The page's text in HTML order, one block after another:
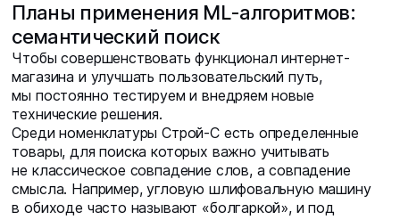
Планы применения ML-алгоритмов:
семантический поиск
Чтобы совершенствовать функционал интернет-
магазина и улучшать пользовательский путь,
мы постоянно тестируем и внедряем новые
технические решения.
Среди номенклатуры Строй-С есть определенные
товары, для поиска которых важно учитывать
не классическое совпадение слов, а совпадение
смысла. Например, угловую шлифовальную машину
в обиходе часто называют «болгаркой», и под